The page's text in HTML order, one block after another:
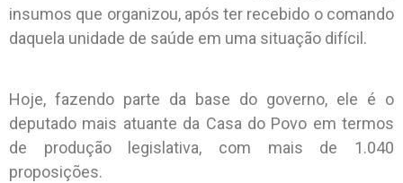
insumos que organizou, após ter recebido o comando
daquela unidade de saúde em uma situação difícil.
Hoje, fazendo parte da base do governo, ele é o
deputado mais atuante da Casa do Povo em termos
de produção legislativa, com mais de 1.040
proposições.